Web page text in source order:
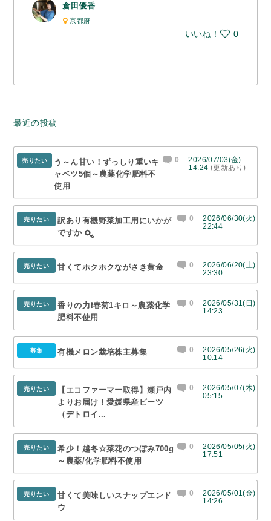
倉田優香
京都府
いいね！ 0
最近の投稿
売りたい
う～ん甘い！ずっしり重いキ
ャベツ5個～農薬化学肥料不
使用
0
2026/07/03(金)
14:24 (更新あり)
売りたい
訳あり有機野菜加工用にいかが
ですか
0
2026/06/30(火)
22:44
売りたい 甘くてホクホクながさき黄金 0
2026/06/20(土)
23:30
売りたい
香りの力❗春菊1キロ～農薬化学
肥料不使用
0
2026/05/31(日)
14:23
募集 有機メロン栽培株主募集 0
2026/05/26(火)
10:14
売りたい
【エコファーマー取得】瀬戸内
よりお届け！愛媛県産ビーツ
（デトロイ...
0
2026/05/07(木)
05:15
売りたい
希少！越冬☆菜花のつぼみ700g
～農薬/化学肥料不使用
0
2026/05/05(火)
17:51
売りたい
甘くて美味しいスナップエンド
ウ
0
2026/05/01(金)
14:26